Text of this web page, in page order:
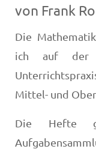
von Frank
Die
ich auf der
Mittel- und
Die Hefte